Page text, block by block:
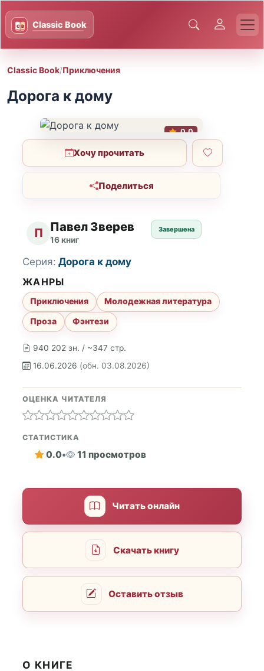
Classic Book/Приключения
Дорога к дому
0.0
Хочу прочитать
Поделиться
П Павел Зверев
16 книг
Завершена
940 202 зн. / ~347 стр.
16.06.2026 (обн. 03.08.2026)
Серия: Дорога к дому
ЖАНРЫ
Приключения
Молодежная литература
Проза
Фэнтези
ОЦЕНКА ЧИТАТЕЛЯ
СТАТИСТИКА
0.0• 11 просмотров
Читать онлайн
Скачать книгу
Оставить отзыв
О КНИГЕ